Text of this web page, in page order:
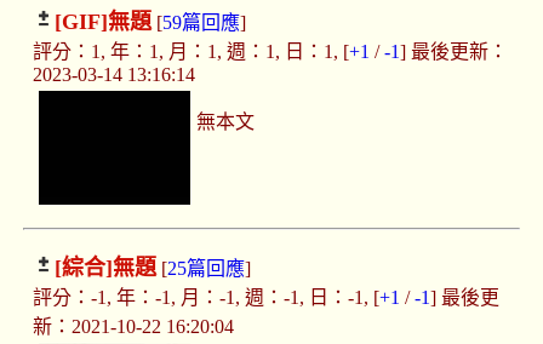
[GIF]無題[59篇回應]
評分：1, 年：1, 月：1, 週：1, 日：1, [+1 /-1] 最後更新：
2023-03-14 13:16:14
無本文
[綜合]無題[25篇回應]
評分：-1, 年：-1, 月：-1, 週：-1, 日：-1, [+1 /-1] 最後更
新：2021-10-22 16:20:04